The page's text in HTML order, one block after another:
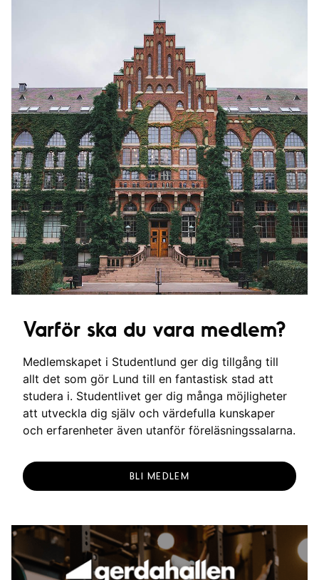
Varför ska du vara medlem?
Medlemskapet i Studentlund ger dig tillgång till
allt det som gör Lund till en fantastisk stad att
studera i. Studentlivet ger dig många möjligheter
att utveckla dig själv och värdefulla kunskaper
och erfarenheter även utanför föreläsningssalarna.
BLI MEDLEM